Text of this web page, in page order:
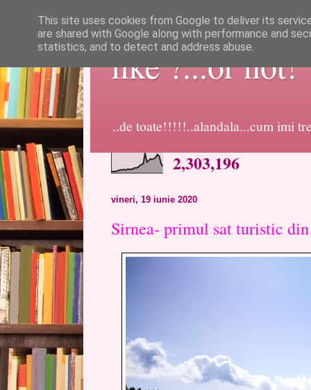
like ?...or not!
..de toate!!!!!..alandala...cum imi
2,303,196
vineri, 19 iunie 2020
Sirnea- primul sat turistic
This site uses cookies from Google to deliver its
are shared with Google along with performance and
statistics, and to detect and address abuse.